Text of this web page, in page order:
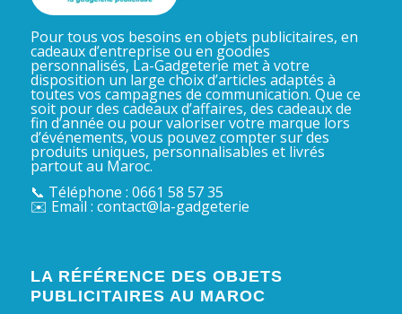
Pour tous vos besoins en objets publicitaires, en
cadeaux d’entreprise ou en goodies
personnalisés, La-Gadgeterie met à votre
disposition un large choix d’articles adaptés à
toutes vos campagnes de communication. Que ce
soit pour des cadeaux d’affaires, des cadeaux de
fin d’année ou pour valoriser votre marque lors
d’événements, vous pouvez compter sur des
produits uniques, personnalisables et livrés
partout au Maroc.
📞 Téléphone : 0661 58 57 35
✉️ Email : contact@la-gadgeterie
LA RÉFÉRENCE DES OBJETS
PUBLICITAIRES AU MAROC